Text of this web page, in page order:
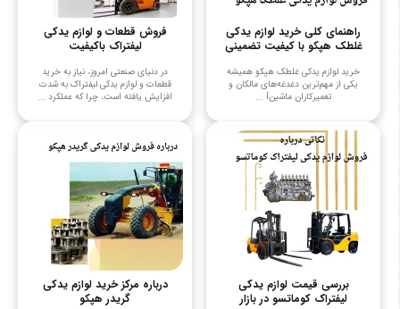
راهنمای کلی خرید لوازم یدکی
غلطک هپکو با کیفیت تضمینی
خرید لوازم یدکی غلطک هپکو همیشه
یکی از مهم‌ترین دغدغه‌های مالکان و
تعمیرکاران ماشین‌آ ...
فروش قطعات و لوازم یدکی
لیفتراک باکیفیت
در دنیای صنعتی امروز، نیاز به خرید
قطعات و لوازم یدکی لیفتراک به شدت
افزایش یافته است، چرا که عملکرد ...
بررسی قیمت لوازم یدکی
لیفتراک کوماتسو در بازار
درباره مرکز خرید لوازم یدکی
گریدر هپکو